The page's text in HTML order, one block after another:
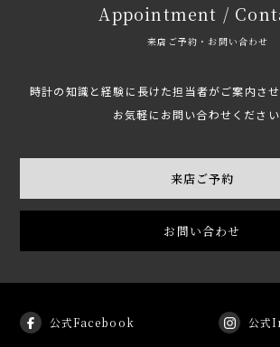
Appointment /
来店ご予約・お問い合わせ
時計の知識と経験に長けた担当者がご案内させ
お気軽にお問い合わせください
来店ご予約
お問い合わせ
公式Facebook 公式